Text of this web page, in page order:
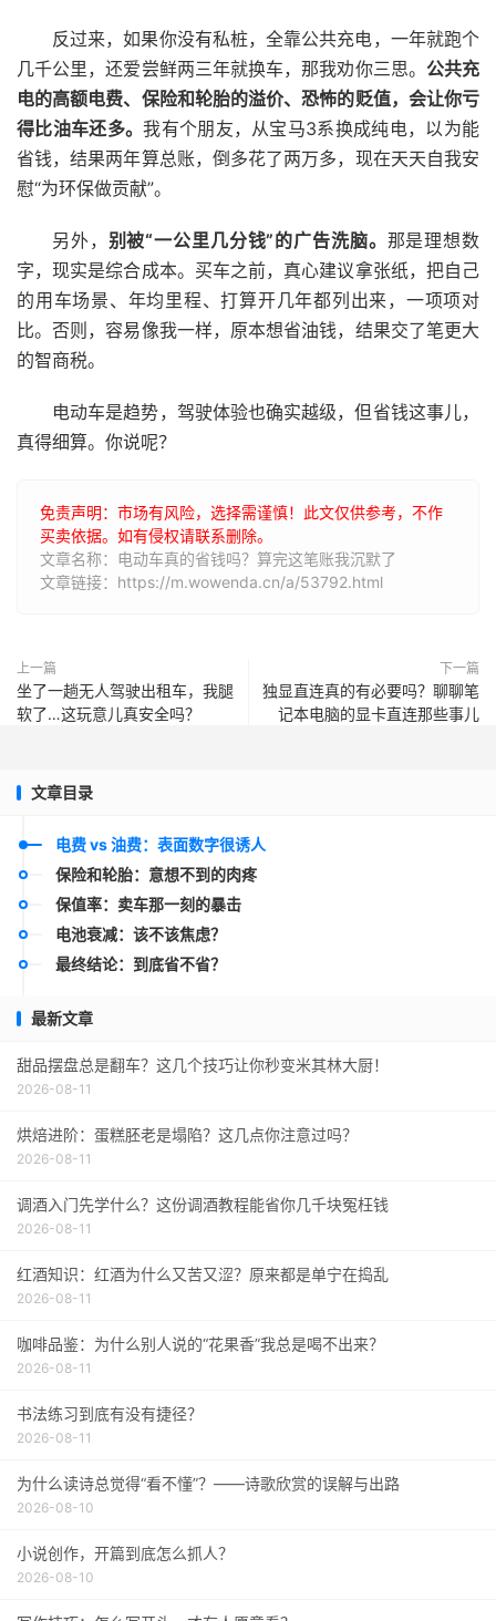
反过来，如果你没有私桩，全靠公共充电，一年就跑个
几千公里，还爱尝鲜两三年就换车，那我劝你三思。 公共充
电的高额电费、保险和轮胎的溢价、恐怖的贬值，会让你亏
得比油车还多。我有个朋友，从宝马3系换成纯电，以为能
省钱，结果两年算总账，倒多花了两万多，现在天天自我安
慰“为环保做贡献”。
另外， 别被“一公里几分钱”的广告洗脑。 那是理想数
字，现实是综合成本。买车之前，真心建议拿张纸，把自己
的用车场景、年均里程、打算开几年都列出来，一项项对
比。否则，容易像我一样，原本想省油钱，结果交了笔更大
的智商税。
电动车是趋势，驾驶体验也确实越级，但省钱这事儿，
真得细算。你说呢？
免责声明：市场有风险，选择需谨慎！此文仅供参考，不作
买卖依据。如有侵权请联系删除。
文章名称：电动车真的省钱吗？算完这笔账我沉默了
文章链接：https://m.wowenda.cn/a/53792.html
上一篇
坐了一趟无人驾驶出租车，我腿
软了…这玩意儿真安全吗？
下一篇
独显直连真的有必要吗？聊聊笔
记本电脑的显卡直连那些事儿
文章目录
电费 vs 油费：表面数字很诱人
保险和轮胎：意想不到的肉疼
保值率：卖车那一刻的暴击
电池衰减：该不该焦虑？
最终结论：到底省不省？
最新文章
甜品摆盘总是翻车？这几个技巧让你秒变米其林大厨！
2026-08-11
烘焙进阶：蛋糕胚老是塌陷？这几点你注意过吗？
2026-08-11
调酒入门先学什么？这份调酒教程能省你几千块冤枉钱
2026-08-11
红酒知识：红酒为什么又苦又涩？原来都是单宁在捣乱
2026-08-11
咖啡品鉴：为什么别人说的“花果香”我总是喝不出来？
2026-08-11
书法练习到底有没有捷径？
2026-08-11
为什么读诗总觉得“看不懂”？——诗歌欣赏的误解与出路
2026-08-10
小说创作，开篇到底怎么抓人？
2026-08-10